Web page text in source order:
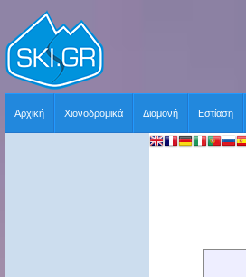
Αρχική Χιονοδρομικά Διαμονή Εστίαση